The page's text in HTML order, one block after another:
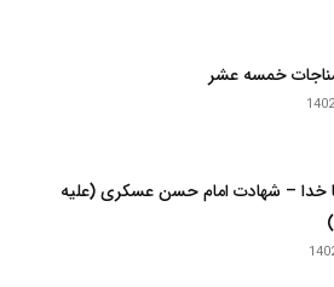
خمسه عشر
خدا – شهادت امام حسن عسکری (علیه